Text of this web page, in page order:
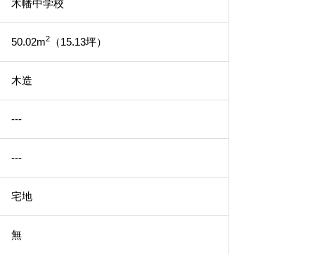
木幡中学校
50.02m2 （15.13坪）
木造
---
---
宅地
無